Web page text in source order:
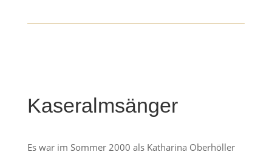
Kaseralmsänger
Es war im Sommer 2000 als Katharina Oberhöller